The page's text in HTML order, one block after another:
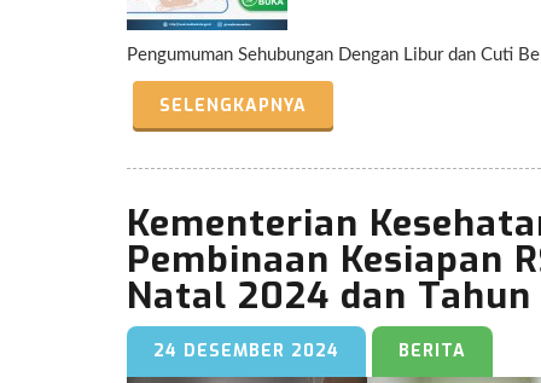
Pengumuman Sehubungan Dengan Libur dan Cuti
SELENGKAPNYA
Kementerian
Pembinaan Kesiapan
Natal 2024 dan
24 DESEMBER 2024 BERITA